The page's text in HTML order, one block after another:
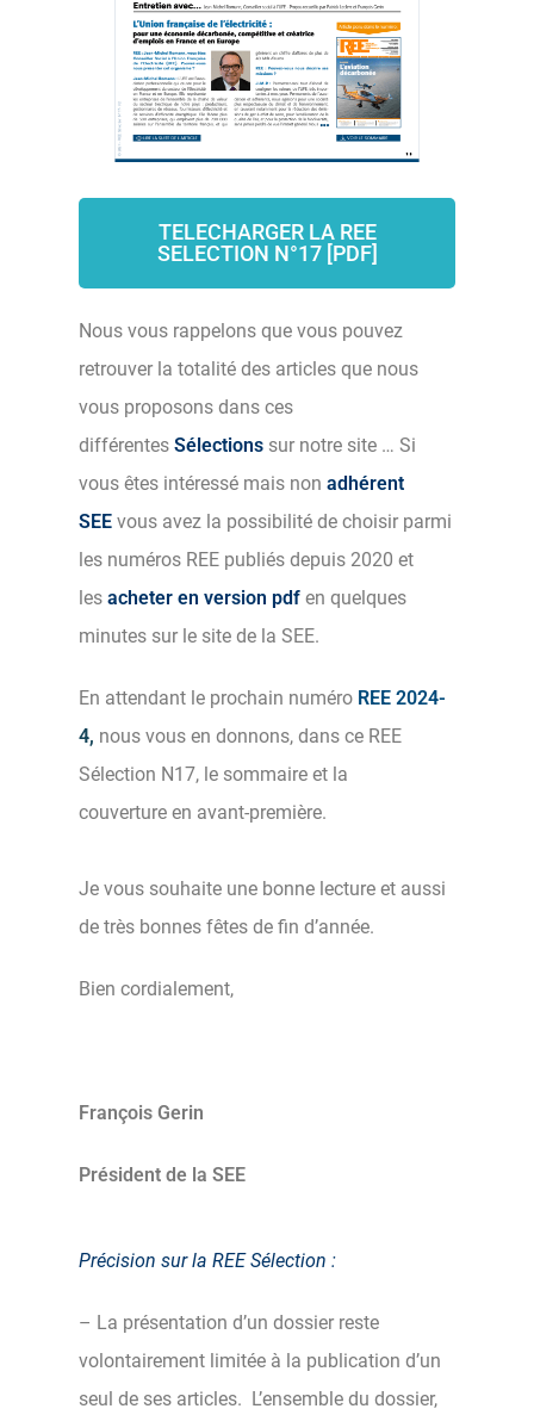
TELECHARGER LA REE
SELECTION N°17 [PDF]
Nous vous rappelons que vous pouvez
retrouver la totalité des articles que nous
vous proposons dans ces
différentes Sélections sur notre site … Si
vous êtes intéressé mais non adhérent
SEE vous avez la possibilité de choisir parmi
les numéros REE publiés depuis 2020 et
les acheter en version pdf en quelques
minutes sur le site de la SEE.
En attendant le prochain numéro REE 2024-
4, nous vous en donnons, dans ce REE
Sélection N17, le sommaire et la
couverture en avant-première.
Je vous souhaite une bonne lecture et aussi
de très bonnes fêtes de fin d’année.
Bien cordialement,
François Gerin
Président de la SEE
Précision sur la REE Sélection :
– La présentation d’un dossier reste
volontairement limitée à la publication d’un
seul de ses articles. L’ensemble du dossier,